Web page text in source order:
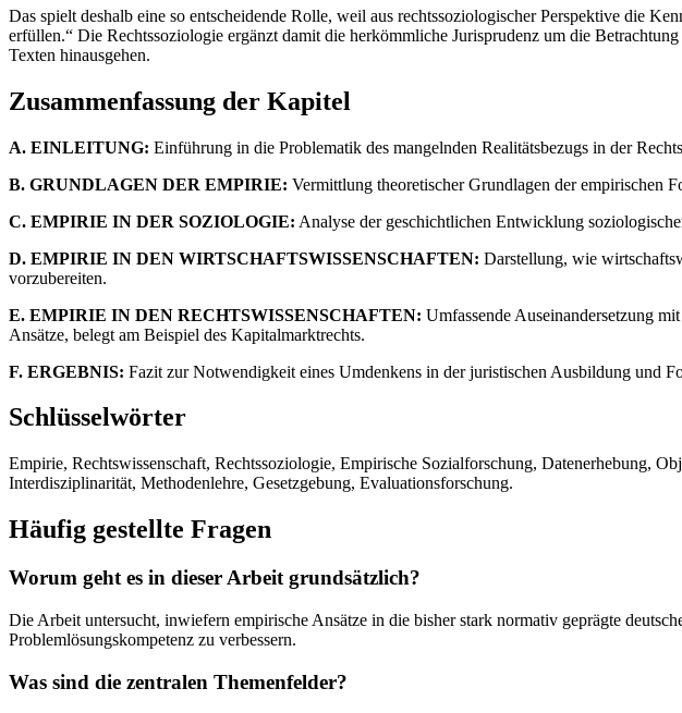
Das spielt deshalb eine so entscheidende Rolle, weil aus rechtssoziologischer Perspektive die
erfüllen.“ Die Rechtssoziologie ergänzt damit die herkömmliche Jurisprudenz um die
Texten hinausgehen.
Zusammenfassung der Kapitel
A. EINLEITUNG: Einführung in die Problematik des mangelnden Realitätsbezugs in der
B. GRUNDLAGEN DER EMPIRIE: Vermittlung theoretischer Grundlagen der empirischen
C. EMPIRIE IN DER SOZIOLOGIE: Analyse der geschichtlichen Entwicklung
D. EMPIRIE IN DEN WIRTSCHAFTSWISSENSCHAFTEN: Darstellung, wie
vorzubereiten.
E. EMPIRIE IN DEN RECHTSWISSENSCHAFTEN: Umfassende Auseinandersetzung
Ansätze, belegt am Beispiel des Kapitalmarktrechts.
F. ERGEBNIS: Fazit zur Notwendigkeit eines Umdenkens in der juristischen Ausbildung und
Schlüsselwörter
Empirie, Rechtswissenschaft, Rechtssoziologie, Empirische Sozialforschung, Datenerhebung,
Interdisziplinarität, Methodenlehre, Gesetzgebung, Evaluationsforschung.
Häufig gestellte Fragen
Worum geht es in dieser Arbeit grundsätzlich?
Die Arbeit untersucht, inwiefern empirische Ansätze in die bisher stark normativ geprägte
Problemlösungskompetenz zu verbessern.
Was sind die zentralen Themenfelder?